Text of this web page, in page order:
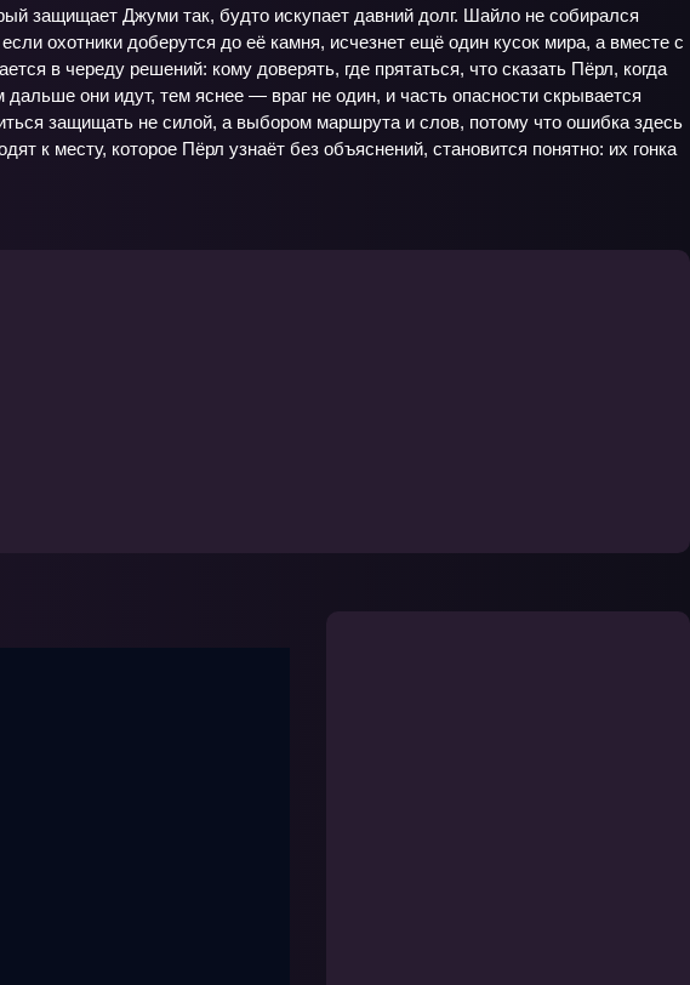
защищает Джуми так, будто искупает давний долг. Шайло не собирался
охотники доберутся до её камня, исчезнет ещё один кусок мира, а вместе с
в череду решений: кому доверять, где прятаться, что сказать Пёрл, когда
они идут, тем яснее — враг не один, и часть опасности скрывается
защищать не силой, а выбором маршрута и слов, потому что ошибка здесь
к месту, которое Пёрл узнаёт без объяснений, становится понятно: их гонка